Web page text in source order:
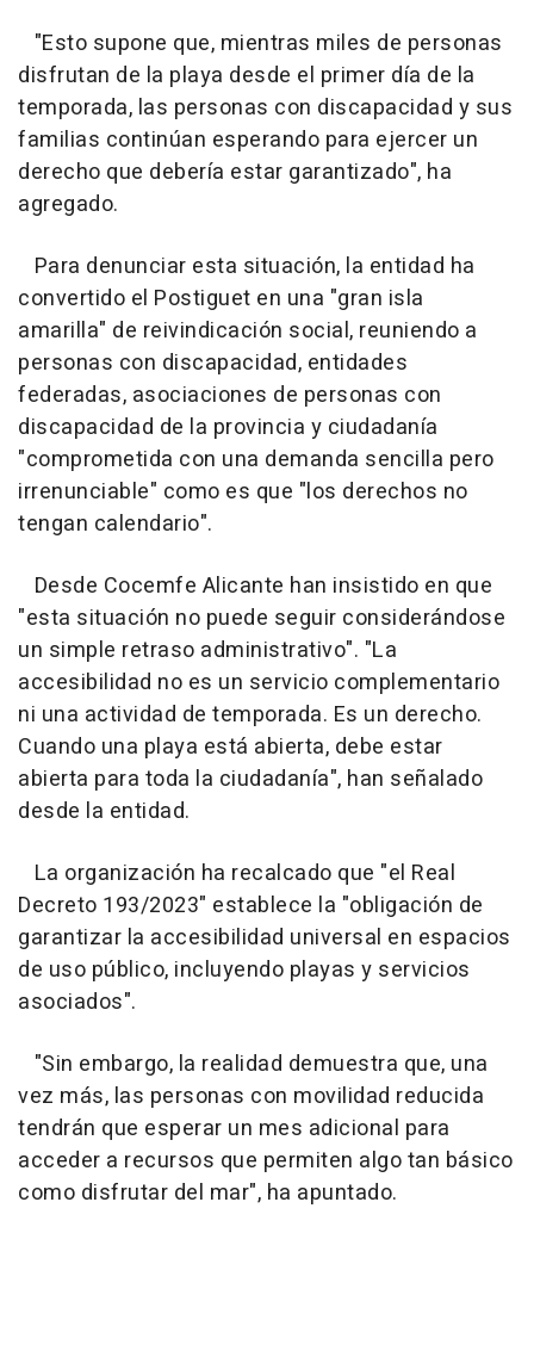
"Esto supone que, mientras miles de personas
disfrutan de la playa desde el primer día de la
temporada, las personas con discapacidad y sus
familias continúan esperando para ejercer un
derecho que debería estar garantizado", ha
agregado.
Para denunciar esta situación, la entidad ha
convertido el Postiguet en una "gran isla
amarilla" de reivindicación social, reuniendo a
personas con discapacidad, entidades
federadas, asociaciones de personas con
discapacidad de la provincia y ciudadanía
"comprometida con una demanda sencilla pero
irrenunciable" como es que "los derechos no
tengan calendario".
Desde Cocemfe Alicante han insistido en que
"esta situación no puede seguir considerándose
un simple retraso administrativo". "La
accesibilidad no es un servicio complementario
ni una actividad de temporada. Es un derecho.
Cuando una playa está abierta, debe estar
abierta para toda la ciudadanía", han señalado
desde la entidad.
La organización ha recalcado que "el Real
Decreto 193/2023" establece la "obligación de
garantizar la accesibilidad universal en espacios
de uso público, incluyendo playas y servicios
asociados".
"Sin embargo, la realidad demuestra que, una
vez más, las personas con movilidad reducida
tendrán que esperar un mes adicional para
acceder a recursos que permiten algo tan básico
como disfrutar del mar", ha apuntado.